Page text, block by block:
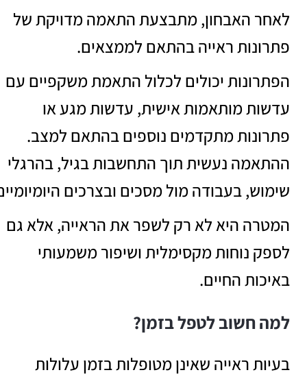
לאחר האבחון, מתבצעת התאמה מדויקת של
פתרונות ראייה בהתאם לממצאים.
הפתרונות יכולים לכלול התאמת משקפיים עם
עדשות מותאמות אישית, עדשות מגע או
פתרונות מתקדמים נוספים בהתאם למצב.
ההתאמה נעשית תוך התחשבות בגיל, בהרגלי
שימוש, בעבודה מול מסכים ובצרכים
המטרה היא לא רק לשפר את הראייה, אלא גם
לספק נוחות מקסימלית ושיפור משמעותי
באיכות החיים.
למה חשוב לטפל בזמן?
בעיות ראייה שאינן מטופלות בזמן עלולות